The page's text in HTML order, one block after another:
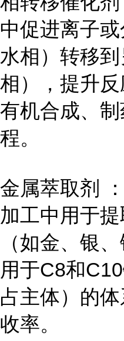
中促进离子
水相）转移
相），提升
有机合成、
程。
金属萃取剂
加工中用于
（如金、银
用于C8和
占主体）的
收率。